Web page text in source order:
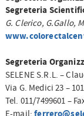
Segreteria
G. Clerico, G.Gallo,
Segreteria
SELENE S.R.L. –
Via G. Medici 23 –
Tel. 011/7499601 –